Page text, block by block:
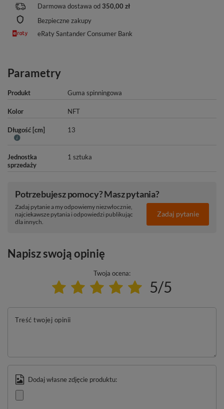
Darmowa dostawa od 350,00 zł
Bezpieczne zakupy
eRaty Santander Consumer Bank
Parametry
Produkt Guma spinningowa
Kolor NFT
Długość [cm] 13
Jednostka
sprzedaży
1 sztuka
Potrzebujesz pomocy? Masz pytania?
Zadaj pytanie a my odpowiemy niezwłocznie,
najciekawsze pytania i odpowiedzi publikując
dla innych.
Zadaj pytanie
Napisz swoją opinię
Twoja ocena:
5/5
Treść twojej opinii
Dodaj własne zdjęcie produktu: